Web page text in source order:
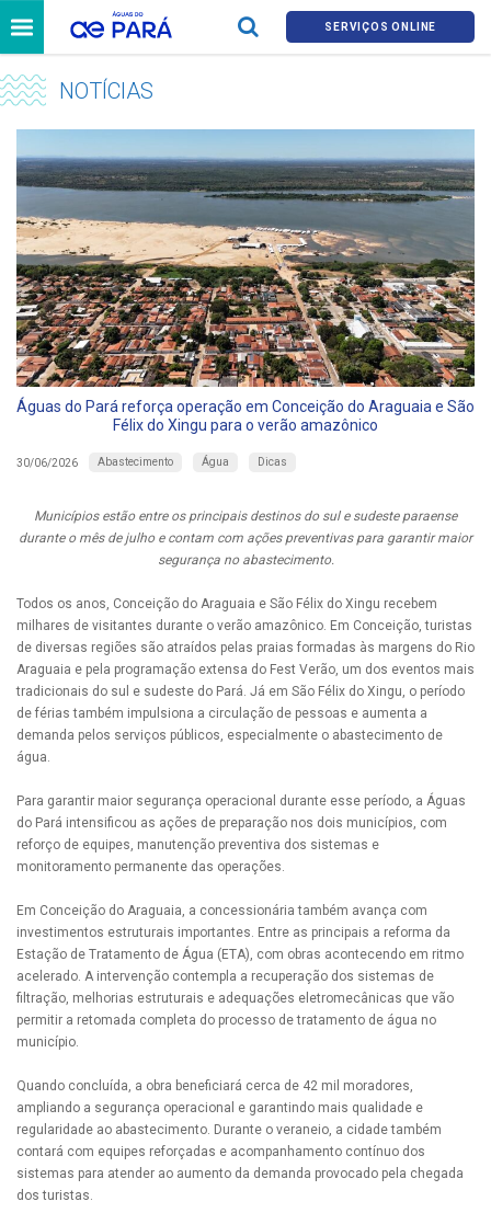
SERVIÇOS ONLINE
NOTÍCIAS
Águas do Pará reforça operação em Conceição do Araguaia e São
Félix do Xingu para o verão amazônico
30/06/2026 Abastecimento Água Dicas
Municípios estão entre os principais destinos do sul e sudeste paraense
durante o mês de julho e contam com ações preventivas para garantir maior
segurança no abastecimento.
Todos os anos, Conceição do Araguaia e São Félix do Xingu recebem
milhares de visitantes durante o verão amazônico. Em Conceição, turistas
de diversas regiões são atraídos pelas praias formadas às margens do Rio
Araguaia e pela programação extensa do Fest Verão, um dos eventos mais
tradicionais do sul e sudeste do Pará. Já em São Félix do Xingu, o período
de férias também impulsiona a circulação de pessoas e aumenta a
demanda pelos serviços públicos, especialmente o abastecimento de
água.
Para garantir maior segurança operacional durante esse período, a Águas
do Pará intensificou as ações de preparação nos dois municípios, com
reforço de equipes, manutenção preventiva dos sistemas e
monitoramento permanente das operações.
Em Conceição do Araguaia, a concessionária também avança com
investimentos estruturais importantes. Entre as principais a reforma da
Estação de Tratamento de Água (ETA), com obras acontecendo em ritmo
acelerado. A intervenção contempla a recuperação dos sistemas de
filtração, melhorias estruturais e adequações eletromecânicas que vão
permitir a retomada completa do processo de tratamento de água no
município.
Quando concluída, a obra beneficiará cerca de 42 mil moradores,
ampliando a segurança operacional e garantindo mais qualidade e
regularidade ao abastecimento. Durante o veraneio, a cidade também
contará com equipes reforçadas e acompanhamento contínuo dos
sistemas para atender ao aumento da demanda provocado pela chegada
dos turistas.